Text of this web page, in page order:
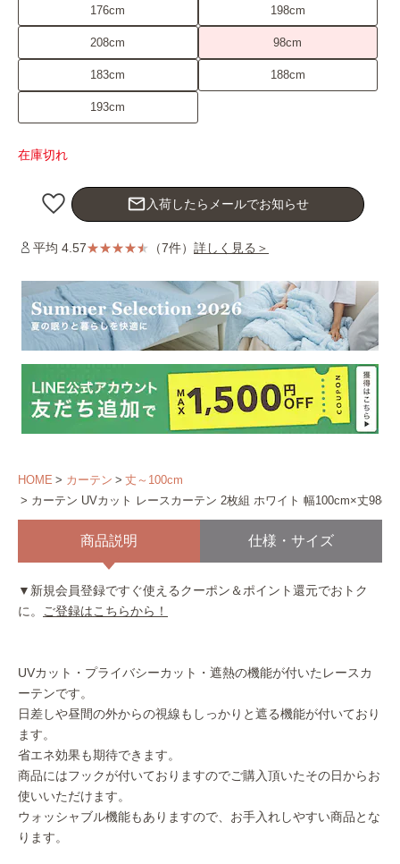
176cm 198cm
208cm 98cm
183cm 188cm
193cm
在庫切れ
mail_outline 入荷したらメールでお知らせ
平均 4.57 （7件） 詳しく見る＞
HOME カーテン
丈～100cm
カーテン UVカット レースカーテン 2枚組 ホワイト 幅100cm×丈98cm
商品説明 仕様・サイズ
▼新規会員登録ですぐ使えるクーポン＆ポイント還元でおトク
に。
ご登録はこちらから！
UVカット・プライバシーカット・遮熱の機能が付いたレースカ
ーテンです。
日差しや昼間の外からの視線もしっかりと遮る機能が付いており
ます。
省エネ効果も期待できます。
商品にはフックが付いておりますのでご購入頂いたその日からお
使いいただけます。
ウォッシャブル機能もありますので、お手入れしやすい商品とな
ります。